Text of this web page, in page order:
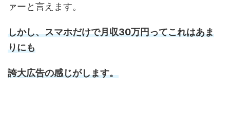
ァーと言えます。
しかし、スマホだけで月収30万円ってこれはあま
りにも
誇大広告の感じがします。